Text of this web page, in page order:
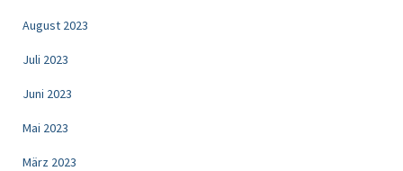
August 2023
Juli 2023
Juni 2023
Mai 2023
März 2023